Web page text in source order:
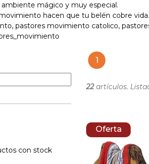
mágico y muy especial.
hacen que tu belén cobre
pastores movimiento catolico,
con stock
1
22artículos.
Oferta